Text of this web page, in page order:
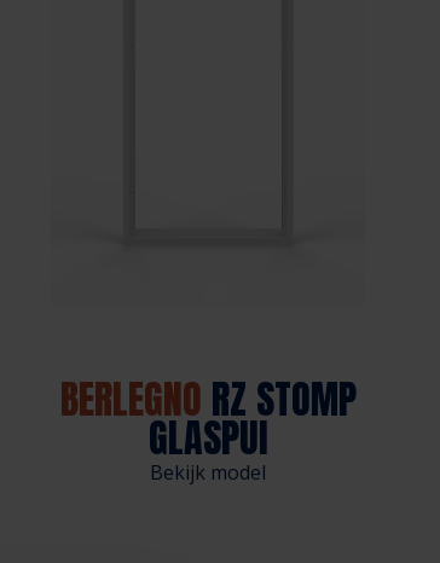
BERLEGNO RZ STOMP
GLASPUI
Bekijk model